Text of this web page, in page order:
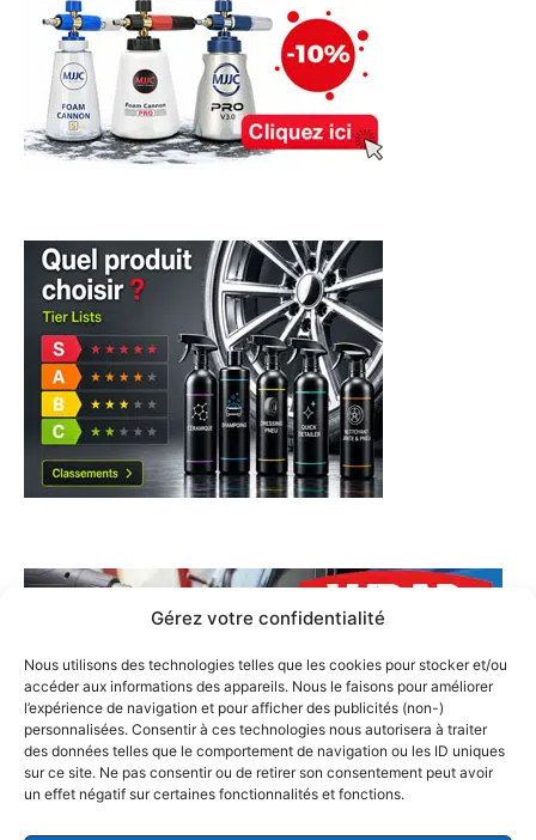
Gérez votre confidentialité
Nous utilisons des technologies telles que les cookies pour stocker et/ou
accéder aux informations des appareils. Nous le faisons pour améliorer
l’expérience de navigation et pour afficher des publicités (non-)
personnalisées. Consentir à ces technologies nous autorisera à traiter
des données telles que le comportement de navigation ou les ID uniques
sur ce site. Ne pas consentir ou de retirer son consentement peut avoir
un effet négatif sur certaines fonctionnalités et fonctions.